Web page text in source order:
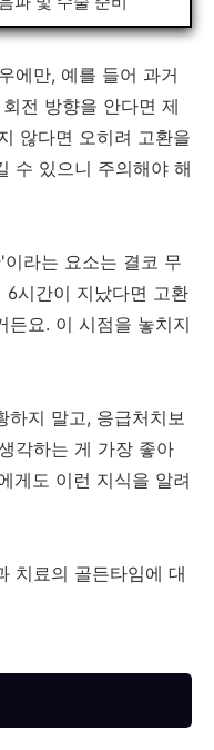
에만, 예를 들어 과거
전 방향을 안다면 제
않다면 오히려 고환을
수 있으니 주의해야 해
라는 요소는 결코 무
시간이 지났다면 고환
든요. 이 시점을 놓치지
하지 말고, 응급처치보
각하는 게 가장 좋아
게도 이런 지식을 알려
치료의 골든타임에 대